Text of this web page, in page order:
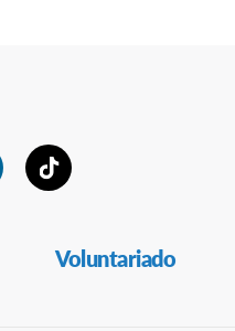
TikTok
Voluntariado